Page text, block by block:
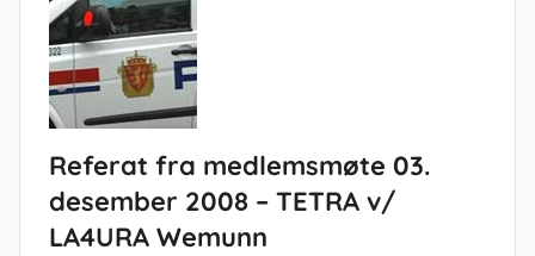
Referat fra medlemsmøte 03.
desember 2008 – TETRA v/
LA4URA Wemunn